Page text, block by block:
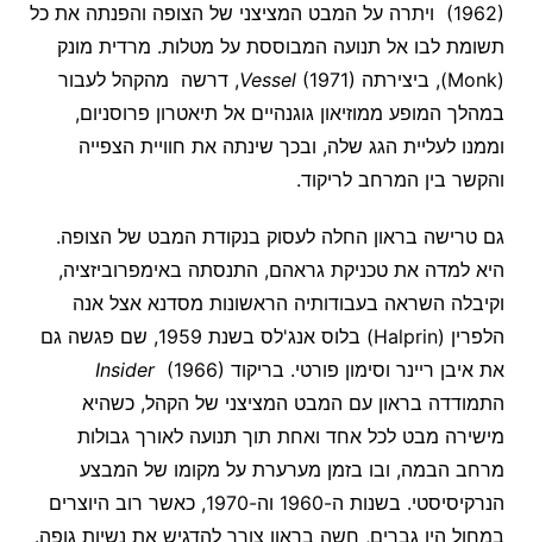
(1962) ויתרה על המבט המציצני של הצופה והפנתה את כל
תשומת לבו אל תנועה המבוססת על מטלות. מרדית מונק
(Monk), ביצירתה
Vessel(1971), דרשה מהקהל לעבור
במהלך המופע ממוזיאון גוגנהיים אל תיאטרון פרוסניום,
וממנו לעליית הגג שלה, ובכך שינתה את חוויית הצפייה
והקשר בין המרחב לריקוד.
גם טרישה בראון החלה לעסוק בנקודת המבט של הצופה.
היא למדה את טכניקת גראהם, התנסתה באימפרוביזציה,
וקיבלה השראה בעבודותיה הראשונות מסדנא אצל אנה
הלפרין (Halprin) בלוס אנג'לס בשנת 1959, שם פגשה גם
את איבן ריינר וסימון פורטי. בריקוד
Insider(1966)
התמודדה בראון עם המבט המציצני של הקהל, כשהיא
מישירה מבט לכל אחד ואחת תוך תנועה לאורך גבולות
מרחב הבמה, ובו בזמן מערערת על מקומו של המבצע
הנרקיסיסטי. בשנות ה-1960 וה-1970, כאשר רוב היוצרים
במחול היו גברים, חשה בראון צורך להדגיש את נשיות גופה.